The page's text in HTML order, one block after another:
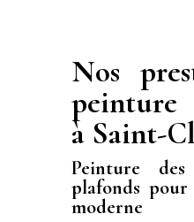
Nos
peinture
à Saint-
Peinture
plafonds
moderne